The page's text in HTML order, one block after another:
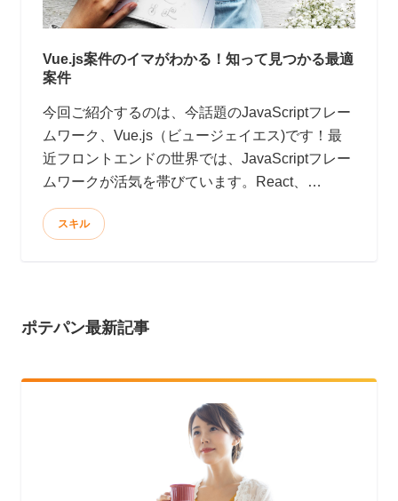
Vue.js案件のイマがわかる！知って見つかる最適
案件
今回ご紹介するのは、今話題のJavaScriptフレー
ムワーク、Vue.js（ビュージェイエス)です！最
近フロントエンドの世界では、JavaScriptフレー
ムワークが活気を帯びています。React、
Angularがその代表格でしょうか。では、みなさ
んの現場や自己学習、ポートフォリオ作品の製作
うです。
スキル
ポテパン最新記事